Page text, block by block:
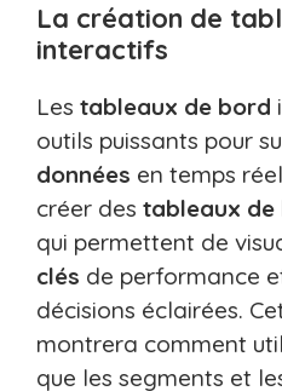
La création de
interactifs
Les tableaux de bord
outils puissants pour
données en temps
créer des tableaux de
qui permettent de
clés de performance
décisions éclairées.
montrera comment
que les segments et